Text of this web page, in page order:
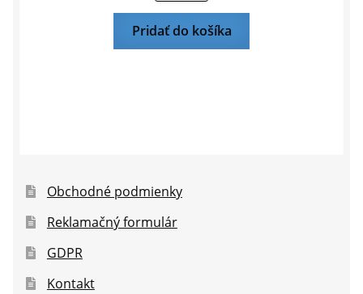
Pridať do košíka
Obchodné podmienky
Reklamačný formulár
GDPR
Kontakt